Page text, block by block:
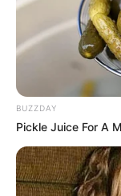
BUZZDAY
Pickle Juice For A